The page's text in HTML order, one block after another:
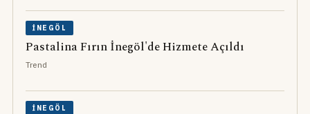
İNEGÖL
Pastalina Fırın İnegöl'de Hizmete Açıldı
Trend
İNEGÖL